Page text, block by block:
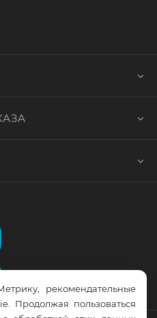
рекомендательные
Продолжая пользоваться